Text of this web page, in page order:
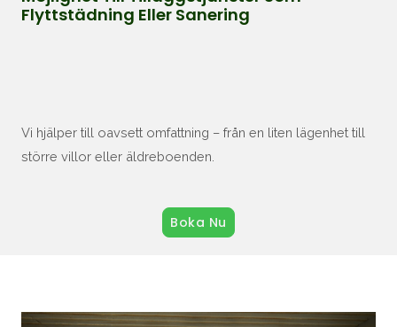
Flyttstädning Eller Sanering
Vi hjälper till oavsett omfattning – från en liten lägenhet till
större villor eller äldreboenden.
Boka Nu